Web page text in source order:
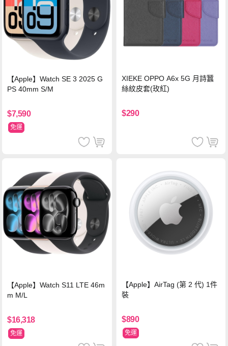
【Apple】Watch SE 3 2025 G
PS 40mm S/M
$7,590
免運
XIEKE OPPO A6x 5G 月詩蠶
絲紋皮套(玫紅)
$290
【Apple】Watch S11 LTE 46m
m M/L
$16,318
免運
【Apple】AirTag (第 2 代) 1件
裝
$890
免運